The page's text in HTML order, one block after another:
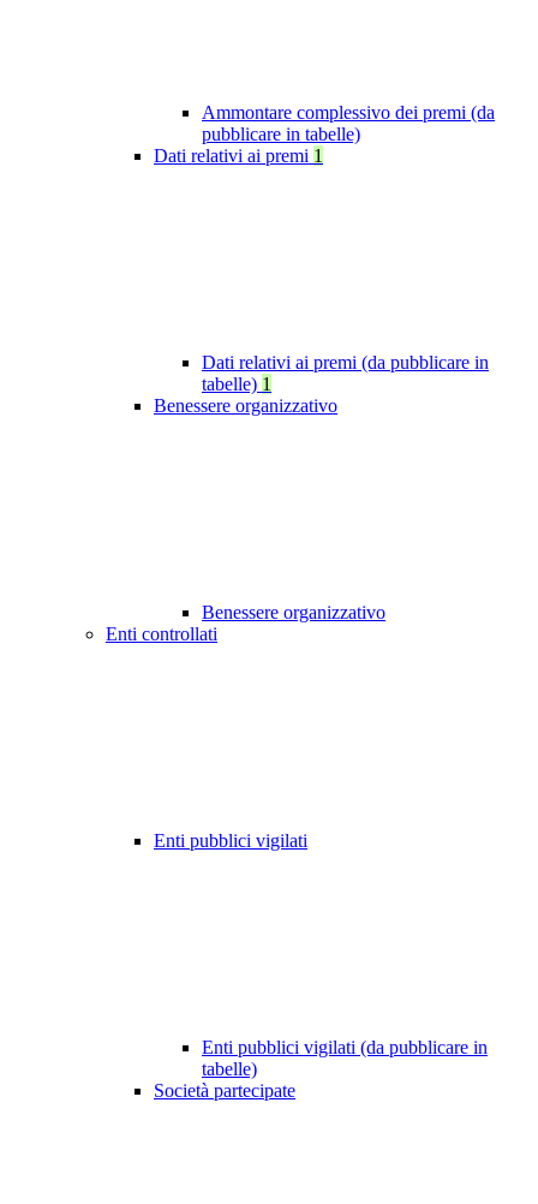
Ammontare complessivo dei premi (da
pubblicare in tabelle)
Dati relativi ai premi 1
Dati relativi ai premi (da pubblicare in
tabelle) 1
Benessere organizzativo
Benessere organizzativo
Enti controllati
Enti pubblici vigilati
Enti pubblici vigilati (da pubblicare in
tabelle)
Società partecipate